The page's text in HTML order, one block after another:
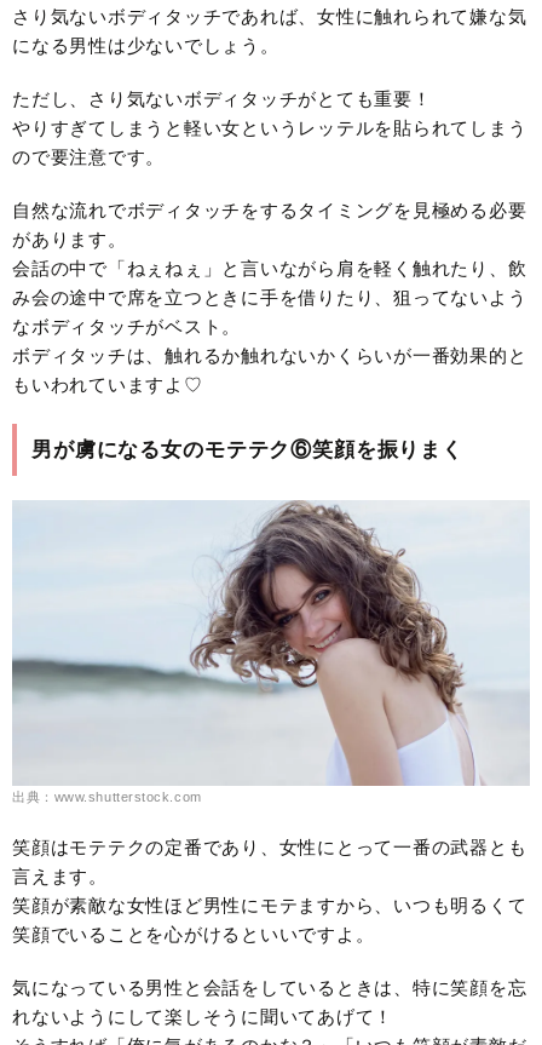
さり気ないボディタッチであれば、女性に触れられて嫌な気
になる男性は少ないでしょう。
ただし、さり気ないボディタッチがとても重要！
やりすぎてしまうと軽い女というレッテルを貼られてしまう
ので要注意です。
自然な流れでボディタッチをするタイミングを見極める必要
があります。
会話の中で「ねぇねぇ」と言いながら肩を軽く触れたり、飲
み会の途中で席を立つときに手を借りたり、狙ってないよう
なボディタッチがベスト。
ボディタッチは、触れるか触れないかくらいが一番効果的と
もいわれていますよ♡
男が虜になる女のモテテク⑥笑顔を振りまく
出典：www.shutterstock.com
笑顔はモテテクの定番であり、女性にとって一番の武器とも
言えます。
笑顔が素敵な女性ほど男性にモテますから、いつも明るくて
笑顔でいることを心がけるといいですよ。
気になっている男性と会話をしているときは、特に笑顔を忘
れないようにして楽しそうに聞いてあげて！